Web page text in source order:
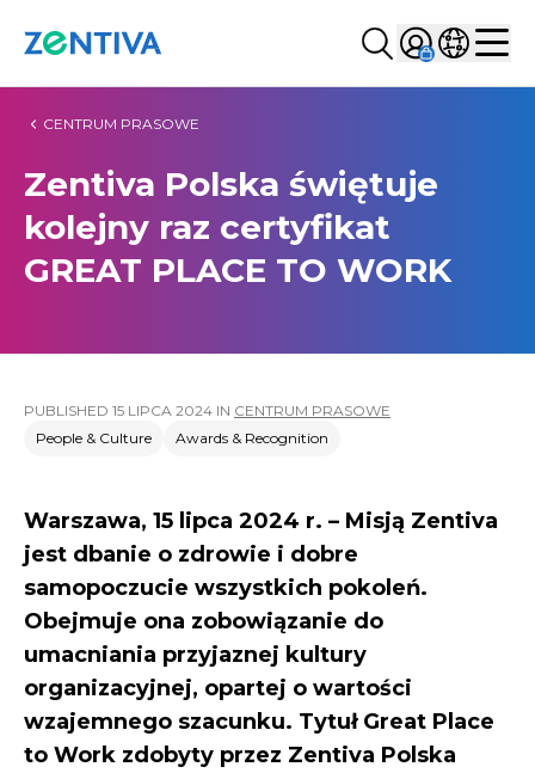
Szukaj...
Sign inWybierz
CENTRUM PRASOWE
Zentiva Polska świętuje
kolejny raz certyfikat
GREAT PLACE TO WORK
PUBLISHED 15 LIPCA 2024 IN CENTRUM PRASOWE
People & Culture
Awards & Recognition
Warszawa, 15 lipca 2024 r. – Misją Zentiva
jest dbanie o zdrowie i dobre
samopoczucie wszystkich pokoleń.
Obejmuje ona zobowiązanie do
umacniania przyjaznej kultury
organizacyjnej, opartej o wartości
wzajemnego szacunku. Tytuł Great Place
to Work zdobyty przez Zentiva Polska